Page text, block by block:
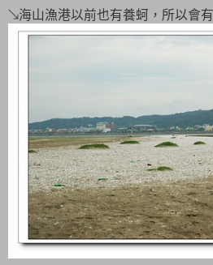
↘海山漁港以前也有養蚵，所以會